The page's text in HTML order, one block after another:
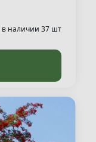
в наличии 37 шт